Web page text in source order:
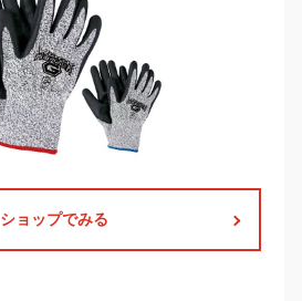
ショップでみる